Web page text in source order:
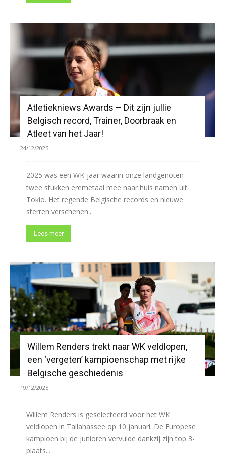
Atletiekniews Awards – Dit zijn jullie
Belgisch record, Trainer, Doorbraak en
Atleet van het Jaar!
24/12/2025
2025 was een WK-jaar waarin onze landgenoten
twee stukken eremetaal mee naar huis namen uit
Tokio. Het regende Belgische records en nieuwe
sterren verschenen...
Lees meer
Willem Renders trekt naar WK veldlopen,
een ‘vergeten’ kampioenschap met rijke
Belgische geschiedenis
19/12/2025
Willem Renders is geselecteerd voor het WK
veldlopen in Tallahassee op 10 januari. De Europese
kampioen bij de junioren vervulde dankzij zijn top 3-
plaats...